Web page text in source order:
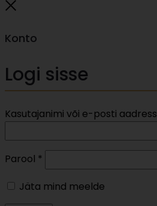
Konto
Logi sisse
Kasutajanimi või e-posti aadress
Parool *
Jäta mind meelde